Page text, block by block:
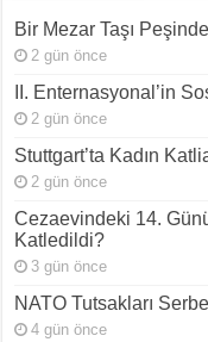
Bir Mezar Taşı
2 gün önce
II. Enternasyonal’in
2 gün önce
Stuttgart’ta Kadın
2 gün önce
Cezaevindeki 14.
Katledildi?
3 gün önce
NATO Tutsakları
4 gün önce